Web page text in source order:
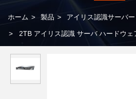
ホーム > 製品 > アイリス認識サーバ
> 2TB アイリス認識 サーバ ハードウェ